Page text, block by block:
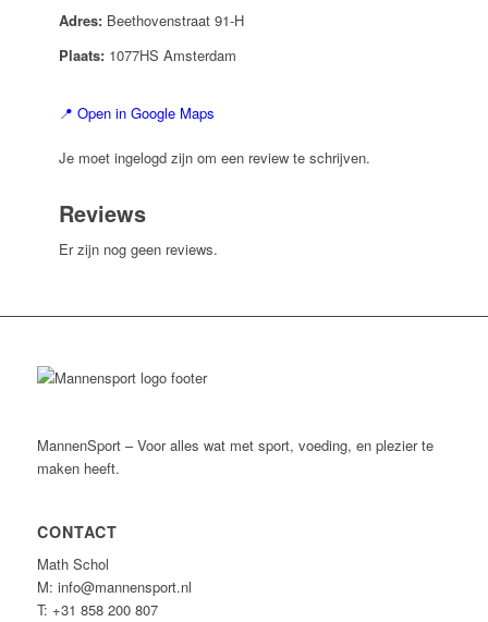
Adres:Beethovenstraat 91-H
Plaats:1077HS Amsterdam
📍 Open in Google Maps
Je moet ingelogd zijn om een review te schrijven.
Reviews
Er zijn nog geen reviews.
MannenSport – Voor alles wat met sport, voeding, en plezier te
maken heeft.
CONTACT
Math Schol
M: info@mannensport.nl
T: +31 858 200 807